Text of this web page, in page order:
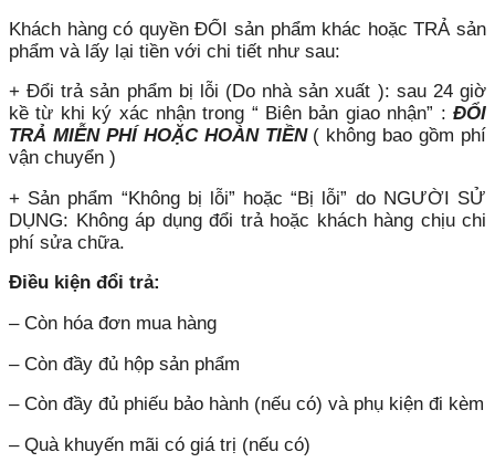
Khách hàng có quyền ĐỔI sản phẩm khác hoặc TRẢ sản
phẩm và lấy lại tiền với chi tiết như sau:
+ Đổi trả sản phẩm bị lỗi (Do nhà sản xuất ): sau 24 giờ
kề từ khi ký xác nhận trong “ Biên bản giao nhận” : ĐỔI
TRẢ MIỄN PHÍ HOẶC HOÀN TIỀN( không bao gồm phí
vận chuyển )
+ Sản phẩm “Không bị lỗi” hoặc “Bị lỗi” do NGƯỜI SỬ
DỤNG: Không áp dụng đổi trả hoặc khách hàng chịu chi
phí sửa chữa.
Điều kiện đổi trả:
– Còn hóa đơn mua hàng
– Còn đầy đủ hộp sản phẩm
– Còn đầy đủ phiếu bảo hành (nếu có) và phụ kiện đi kèm
– Quà khuyến mãi có giá trị (nếu có)